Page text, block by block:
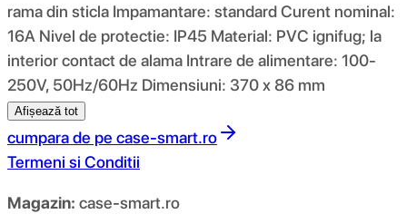
rama din sticla Impamantare: standard Curent nominal:
16A Nivel de protectie: IP45 Material: PVC ignifug; la
interior contact de alama Intrare de alimentare: 100-
250V, 50Hz/60Hz Dimensiuni: 370 x 86 mm
Afișează tot
cumpara de pe case-smart.ro
Termeni si Conditii
Magazin: case-smart.ro